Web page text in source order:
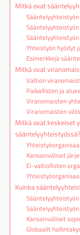
Mitkä ovat
Yhteistyön hyödyt
Esimerkkejä
Mitkä ovat
Valtion
Paikallisten ja
Viranomaisten
Viranomaisten
Mitkä ovat keskeiset
sääntelyyhteistyössä?
Kansainväliset
Ei-valtiollisten
Kuinka
Kansainväliset
Globaalit